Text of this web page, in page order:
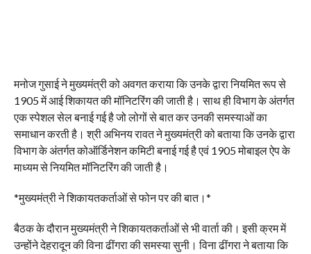
मनोज गुसाई ने मुख्यमंत्री को अवगत कराया कि उनके द्वारा नियमित रूप से
1905 में आई शिकायत की मॉनिटरिंग की जाती है। साथ ही विभाग के अंतर्गत
एक स्पेशल सेल बनाई गई है जो लोगों से बात कर उनकी समस्याओं का
समाधान करती है। श्री अभिनय रावत ने मुख्यमंत्री को बताया कि उनके द्वारा
विभाग के अंतर्गत कोऑर्डिनेशन कमिटी बनाई गई है एवं 1905 मोबाइल ऐप के
माध्यम से नियमित मॉनिटरिंग की जाती है।
*मुख्यमंत्री ने शिकायतकर्ताओं से फोन पर की बात।*
बैठक के दौरान मुख्यमंत्री ने शिकायतकर्ताओं से भी वार्ता की। इसी क्रम में
उन्होंने देहरादून की विना ढींगरा की समस्या सुनी। विना ढींगरा ने बताया कि